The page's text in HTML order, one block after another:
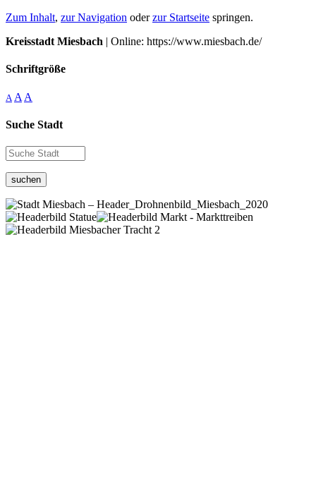
Zum Inhalt, zur Navigation oderzur Startseite springen.
Kreisstadt Miesbach | Online: https://www.miesbach.de/
Schriftgröße
A A A
Suche Stadt
suchen